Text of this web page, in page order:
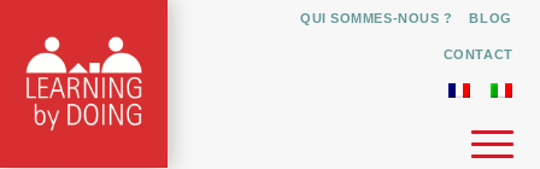
QUI SOMMES-NOUS ? BLOG
CONTACT